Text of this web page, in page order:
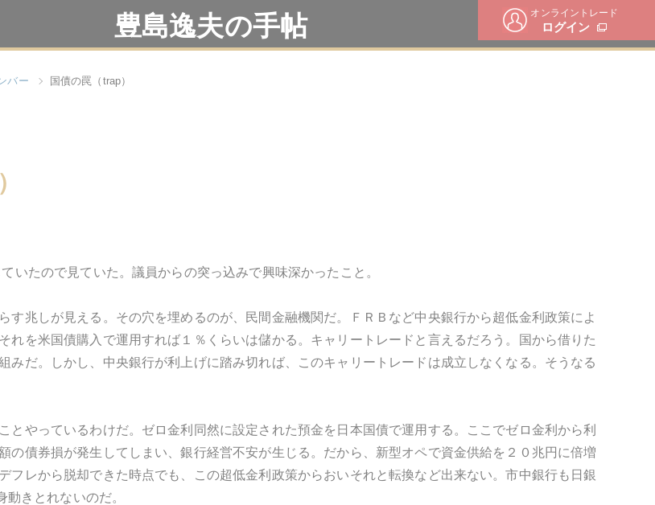
オンライントレード
ログイン
豊島逸夫の手帖
バー 国債の罠（trap）
いたので見ていた。議員からの突っ込みで興味深かったこと。
す兆しが見える。その穴を埋めるのが、民間金融機関だ。ＦＲＢなど中央銀行から超低金利政策によ
れを米国債購入で運用すれば１％くらいは儲かる。キャリートレードと言えるだろう。国から借りた
みだ。しかし、中央銀行が利上げに踏み切れば、このキャリートレードは成立しなくなる。そうなる
とやっているわけだ。ゼロ金利同然に設定された預金を日本国債で運用する。ここでゼロ金利から利
の債券損が発生してしまい、銀行経営不安が生じる。だから、新型オペで資金供給を２０兆円に倍増
フレから脱却できた時点でも、この超低金利政策からおいそれと転換など出来ない。市中銀行も日銀
きとれないのだ。